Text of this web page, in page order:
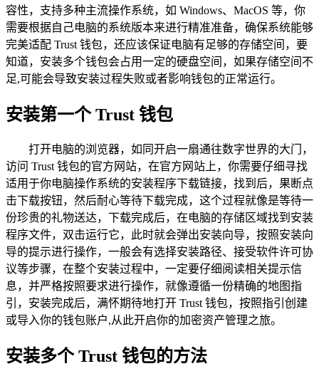
容性，支持多种主流操作系统，如 Windows、MacOS 等，你
需要根据自己电脑的系统版本来进行精准准备，确保系统能够
完美适配 Trust 钱包，还应该保证电脑有足够的存储空间，要
知道，安装多个钱包会占用一定的硬盘空间，如果存储空间不
足,可能会导致安装过程失败或者影响钱包的正常运行。
安装第一个 Trust 钱包
打开电脑的浏览器，如同开启一扇通往数字世界的大门，
访问 Trust 钱包的官方网站，在官方网站上，你需要仔细寻找
适用于你电脑操作系统的安装程序下载链接，找到后，果断点
击下载按钮，然后耐心等待下载完成，这个过程就像是等待一
份珍贵的礼物送达，下载完成后，在电脑的存储区域找到安装
程序文件，双击运行它，此时就会弹出安装向导，按照安装向
导的提示进行操作，一般会有选择安装路径、接受软件许可协
议等步骤，在整个安装过程中，一定要仔细阅读相关提示信
息，并严格按照要求进行操作，就像遵循一份精确的地图指
引，安装完成后，满怀期待地打开 Trust 钱包，按照指引创建
或导入你的钱包账户,从此开启你的加密资产管理之旅。
安装多个 Trust 钱包的方法